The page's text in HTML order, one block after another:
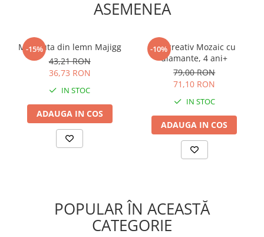
ASEMENEA
-15%
Muzicuta din lemn Majigg
43,21 RON
36,73 RON
IN STOC
ADAUGA IN COS
-10%
Set creativ Mozaic cu
diamante, 4 ani+
79,00 RON
71,10 RON
IN STOC
ADAUGA IN COS
POPULAR ÎN ACEASTĂ
CATEGORIE